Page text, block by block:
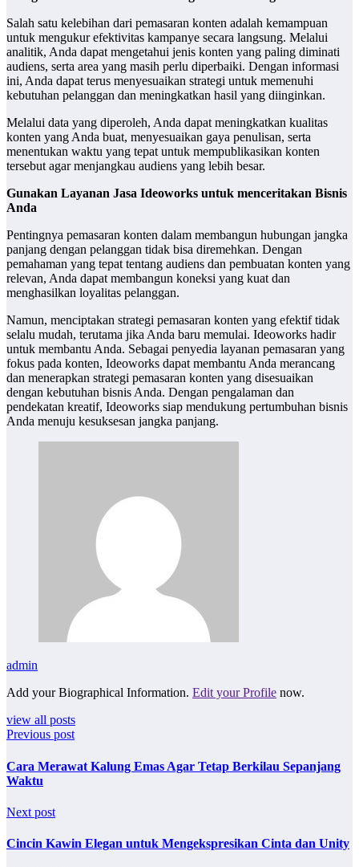
Salah satu kelebihan dari pemasaran konten adalah kemampuan
untuk mengukur efektivitas kampanye secara langsung. Melalui
analitik, Anda dapat mengetahui jenis konten yang paling diminati
audiens, serta area yang masih perlu diperbaiki. Dengan informasi
ini, Anda dapat terus menyesuaikan strategi untuk memenuhi
kebutuhan pelanggan dan meningkatkan hasil yang diinginkan.
Melalui data yang diperoleh, Anda dapat meningkatkan kualitas
konten yang Anda buat, menyesuaikan gaya penulisan, serta
menentukan waktu yang tepat untuk mempublikasikan konten
tersebut agar menjangkau audiens yang lebih besar.
Gunakan Layanan Jasa Ideoworks untuk menceritakan Bisnis
Anda
Pentingnya pemasaran konten dalam membangun hubungan jangka
panjang dengan pelanggan tidak bisa diremehkan. Dengan
pemahaman yang tepat tentang audiens dan pembuatan konten yang
relevan, Anda dapat membangun koneksi yang kuat dan
menghasilkan loyalitas pelanggan.
Namun, menciptakan strategi pemasaran konten yang efektif tidak
selalu mudah, terutama jika Anda baru memulai. Ideoworks hadir
untuk membantu Anda. Sebagai penyedia layanan pemasaran yang
fokus pada konten, Ideoworks dapat membantu Anda merancang
dan menerapkan strategi pemasaran konten yang disesuaikan
dengan kebutuhan bisnis Anda. Dengan pengalaman dan
pendekatan kreatif, Ideoworks siap mendukung pertumbuhan bisnis
Anda menuju kesuksesan jangka panjang.
admin
Add your Biographical Information. Edit your Profile now.
view all posts
Previous post
Cara Merawat Kalung Emas Agar Tetap Berkilau Sepanjang
Waktu
Next post
Cincin Kawin Elegan untuk Mengekspresikan Cinta dan Unity